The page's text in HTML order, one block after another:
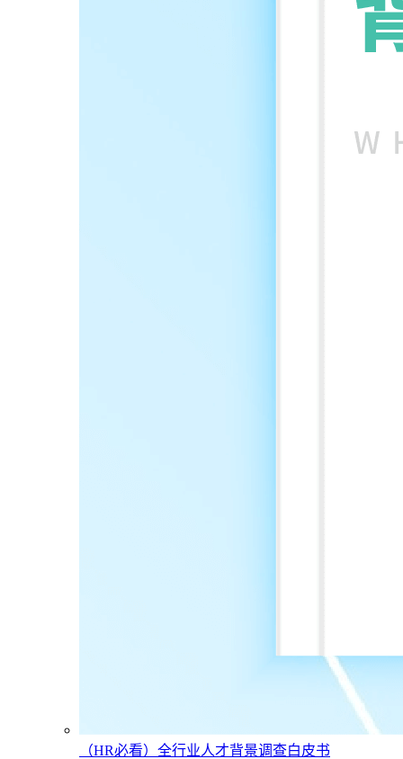
（HR必看）全行业人才背景调查白皮书